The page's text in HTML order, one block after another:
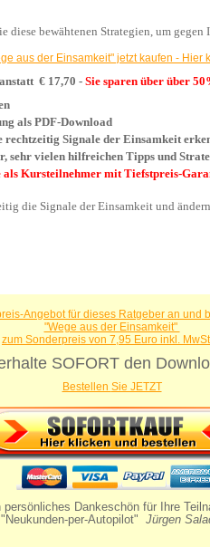
Lesen Sie dieses eBook und nutzen Sie diese bewähtenen
7,95 anstatt € 17,70 -
Sie sparen über über
Lieferung als PDF-Download
Sie als Kursteilnehmer mit Tiefstpreis-
Ja, ich nehme
"Wege aus der Einsamkeit"
zum Sonderpreis von 7,95 Euro inkl.
Ich erhalte
Bestellen Sie JETZT
für Ihre Teilnahme am Praxis-Ratgeber-Kurs
"Neukunden-per-Autopilot" Jürgen